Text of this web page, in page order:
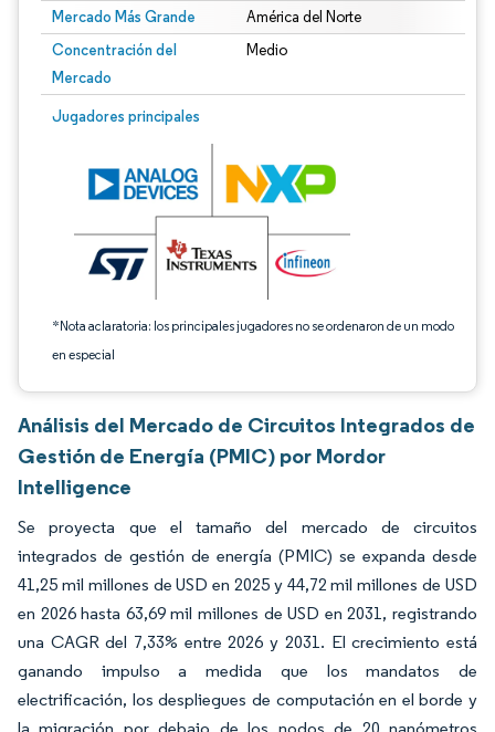
Mercado Más Grande América del Norte
Concentración del
Mercado
Medio
Jugadores principales
*Nota aclaratoria: los principales jugadores no se ordenaron de un modo
en especial
Imagen © Mordor Intelligence. El uso requiere atribución según CC BY 4.0.
Análisis del Mercado de Circuitos Integrados de
Gestión de Energía (PMIC) por Mordor
Intelligence
Se proyecta que el tamaño del mercado de circuitos
integrados de gestión de energía (PMIC) se expanda desde
41,25 mil millones de USD en 2025 y 44,72 mil millones de USD
en 2026 hasta 63,69 mil millones de USD en 2031, registrando
una CAGR del 7,33% entre 2026 y 2031. El crecimiento está
ganando impulso a medida que los mandatos de
electrificación, los despliegues de computación en el borde y